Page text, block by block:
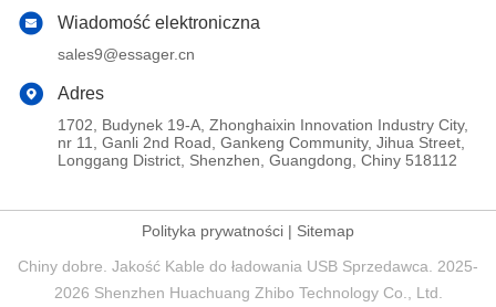
Wiadomość elektroniczna
sales9@essager.cn
Adres
1702, Budynek 19-A, Zhonghaixin Innovation Industry City,
nr 11, Ganli 2nd Road, Gankeng Community, Jihua Street,
Longgang District, Shenzhen, Guangdong, Chiny 518112
Polityka prywatności | Sitemap
Chiny dobre. Jakość Kable do ładowania USB Sprzedawca. 2025-
2026 Shenzhen Huachuang Zhibo Technology Co., Ltd.